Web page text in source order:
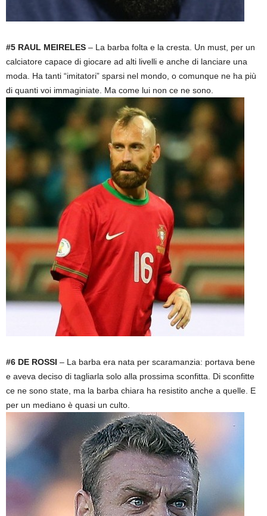
#5 RAUL MEIRELES – La barba folta e la cresta. Un must, per un
calciatore capace di giocare ad alti livelli e anche di lanciare una
moda. Ha tanti “imitatori” sparsi nel mondo, o comunque ne ha più
di quanti voi immaginiate. Ma come lui non ce ne sono.
#6 DE ROSSI – La barba era nata per scaramanzia: portava bene
e aveva deciso di tagliarla solo alla prossima sconfitta. Di sconfitte
ce ne sono state, ma la barba chiara ha resistito anche a quelle. E
per un mediano è quasi un culto.